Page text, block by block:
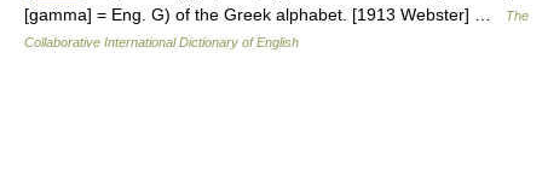
[gamma] = Eng. G) of the Greek alphabet. [1913 Webster] …
The
Collaborative International Dictionary of English